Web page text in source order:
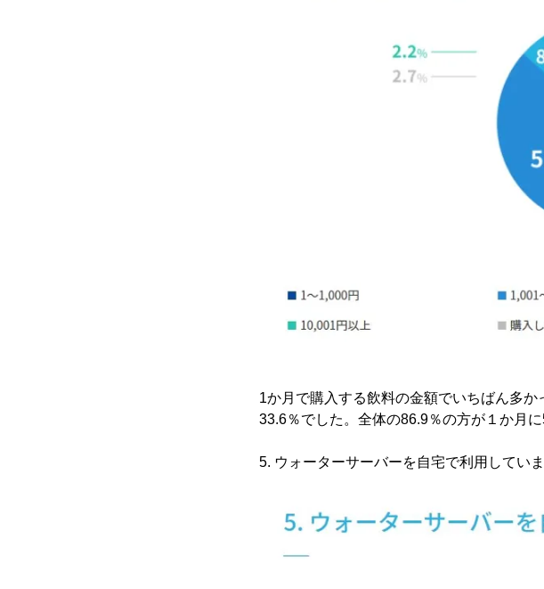
1か月で購入する飲料の金額でいちばん多
33.6％でした。全体の86.9％の方が１か月
5. ウォーターサーバーを自宅で利用していま